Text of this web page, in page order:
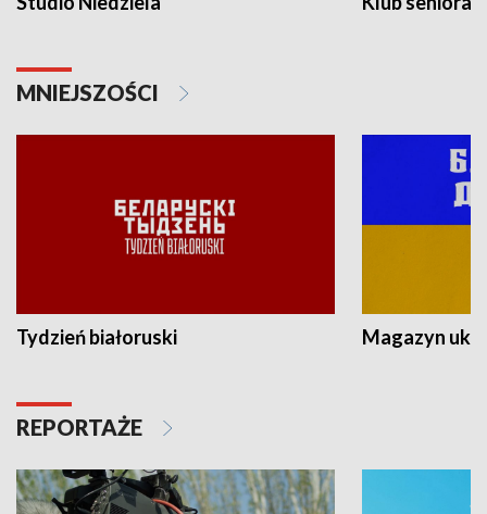
MNIEJSZOŚCI
Tydzień białoruski Magazyn
REPORTAŻE